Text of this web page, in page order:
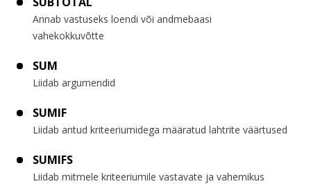
Annab vastuseks loendi või andmebaasi
vahekokkuvõtte
SUM
Liidab argumendid
SUMIF
Liidab antud kriteeriumidega määratud lahtrite väärtused
SUMIFS
Liidab mitmele kriteeriumile vastavate ja vahemikus